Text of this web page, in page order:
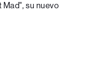
Mad", su nuevo